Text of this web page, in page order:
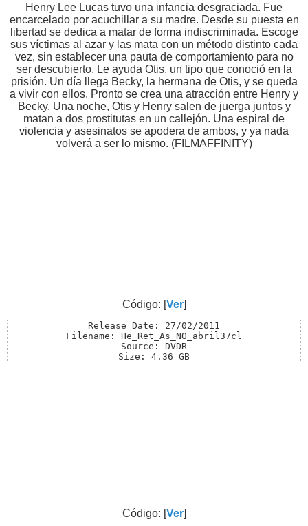
Henry Lee Lucas tuvo una infancia desgraciada. Fue
encarcelado por acuchillar a su madre. Desde su puesta en
libertad se dedica a matar de forma indiscriminada. Escoge
sus víctimas al azar y las mata con un método distinto cada
vez, sin establecer una pauta de comportamiento para no
ser descubierto. Le ayuda Otis, un tipo que conoció en la
prisión. Un día llega Becky, la hermana de Otis, y se queda
a vivir con ellos. Pronto se crea una atracción entre Henry y
Becky. Una noche, Otis y Henry salen de juerga juntos y
matan a dos prostitutas en un callejón. Una espiral de
violencia y asesinatos se apodera de ambos, y ya nada
volverá a ser lo mismo. (FILMAFFINITY)
Código: [Ver]
Release Date: 27/02/2011
Filename: He_Ret_As_NO_abril37cl
Source: DVDR
Size: 4.36 GB
Código: [Ver]